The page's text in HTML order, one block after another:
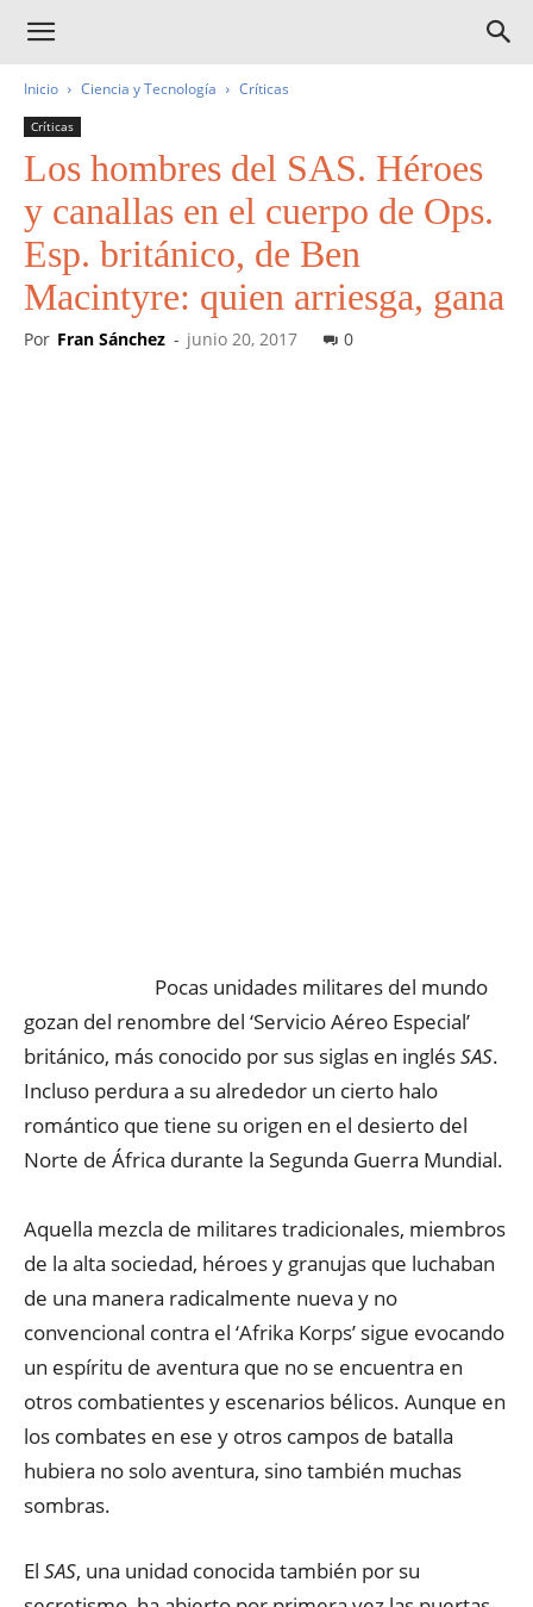
Inicio Ciencia y Tecnología Críticas
Críticas
Los hombres del SAS. Héroes
y canallas en el cuerpo de Ops.
Esp. británico, de Ben
Macintyre: quien arriesga, gana
Por Fran Sánchez - junio 20, 2017 0
Pocas unidades militares del mundo
gozan del renombre del ‘Servicio Aéreo Especial’
británico, más conocido por sus siglas en inglésSAS.
Incluso perdura a su alrededor un cierto halo
romántico que tiene su origen en el desierto del
Norte de África durante la Segunda Guerra Mundial.
Aquella mezcla de militares tradicionales, miembros
de la alta sociedad, héroes y granujas que luchaban
de una manera radicalmente nueva y no
convencional contra el ‘Afrika Korps’ sigue evocando
un espíritu de aventura que no se encuentra en
otros combatientes y escenarios bélicos. Aunque en
los combates en ese y otros campos de batalla
hubiera no solo aventura, sino también muchas
sombras.
El SAS, una unidad conocida también por su